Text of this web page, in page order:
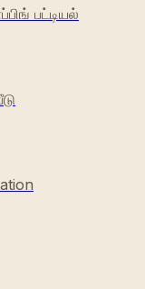
பட்டியல்